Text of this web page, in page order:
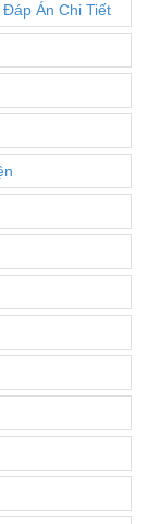
Án Chi Tiết